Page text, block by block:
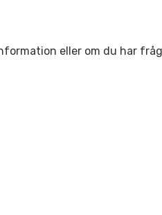
eller om du har